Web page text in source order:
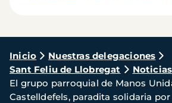
Ruta
de
navegación
Inicio
Nuestras delegaciones
Sant Feliu de Llobregat
Noticias
El grupo parroquial de Manos
Castelldefels, paradita solidaria